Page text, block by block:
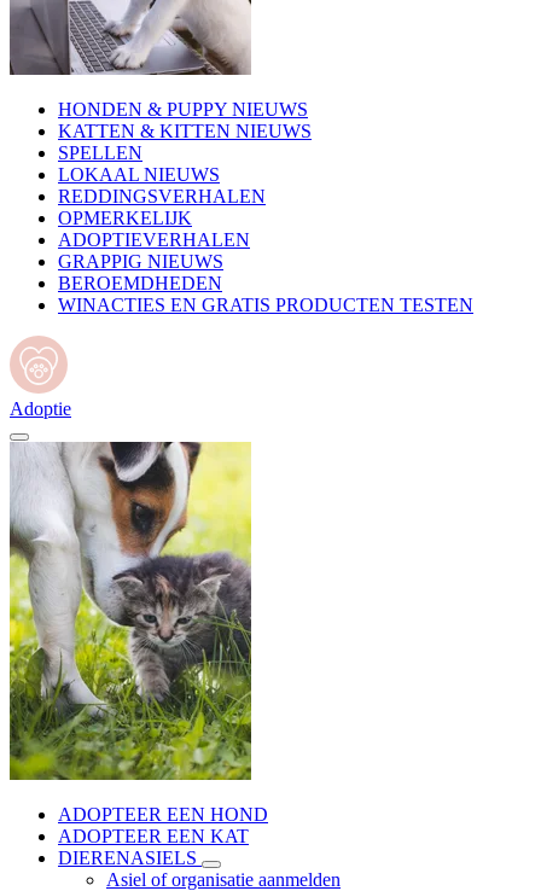
HONDEN & PUPPY NIEUWS
KATTEN & KITTEN NIEUWS
SPELLEN
LOKAAL NIEUWS
REDDINGSVERHALEN
OPMERKELIJK
ADOPTIEVERHALEN
GRAPPIG NIEUWS
BEROEMDHEDEN
WINACTIES EN GRATIS PRODUCTEN TESTEN
Adoptie
ADOPTEER EEN HOND
ADOPTEER EEN KAT
DIERENASIELS
Asiel of organisatie aanmelden